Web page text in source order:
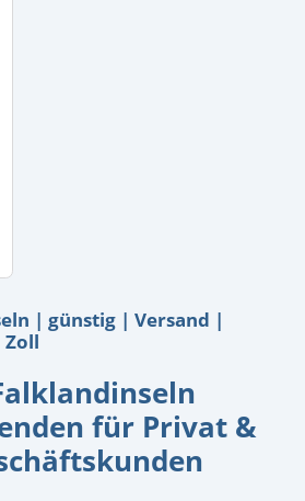
| günstig | Versand |
für Privat &